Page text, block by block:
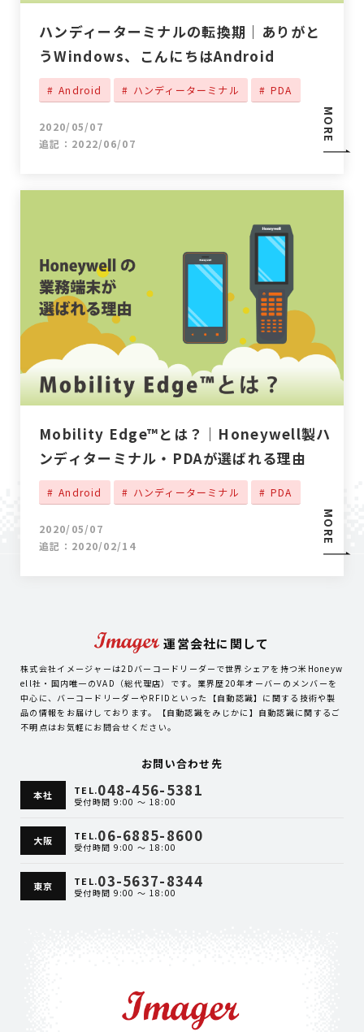
MORE
ハンディーターミナルの転換期｜ありがと
うWindows、こんにちはAndroid
Android ハンディーターミナル PDA
2020/05/07
追記：2022/06/07
MORE
Mobility Edge™とは？｜Honeywell製ハ
ンディターミナル・PDAが選ばれる理由
Android ハンディーターミナル PDA
2020/05/07
追記：2020/02/14
運営会社に関して
株式会社イメージャーは2Dバーコードリーダーで世界シェアを持つ米Honeyw
ell社・国内唯一のVAD（総代理店）です。業界歴20年オーバーのメンバーを
中心に、バーコードリーダーやRFIDといった【自動認識】に関する技術や製
品の情報をお届けしております。【自動認識をみじかに】自動認識に関するご
不明点はお気軽にお問合せください。
お問い合わせ先
本社 TEL.048-456-5381
受付時間 9:00 ～ 18:00
大阪 TEL.06-6885-8600
受付時間 9:00 ～ 18:00
東京 TEL.03-5637-8344
受付時間 9:00 ～ 18:00